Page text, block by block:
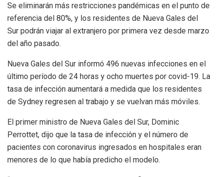
Se eliminarán más restricciones pandémicas en el punto de
referencia del 80%, y los residentes de Nueva Gales del
Sur podrán viajar al extranjero por primera vez desde marzo
del año pasado.
Nueva Gales del Sur informó 496 nuevas infecciones en el
último período de 24 horas y ocho muertes por covid-19. La
tasa de infección aumentará a medida que los residentes
de Sydney regresen al trabajo y se vuelvan más móviles.
El primer ministro de Nueva Gales del Sur, Dominic
Perrottet, dijo que la tasa de infección y el número de
pacientes con coronavirus ingresados ​​en hospitales eran
menores de lo que había predicho el modelo.